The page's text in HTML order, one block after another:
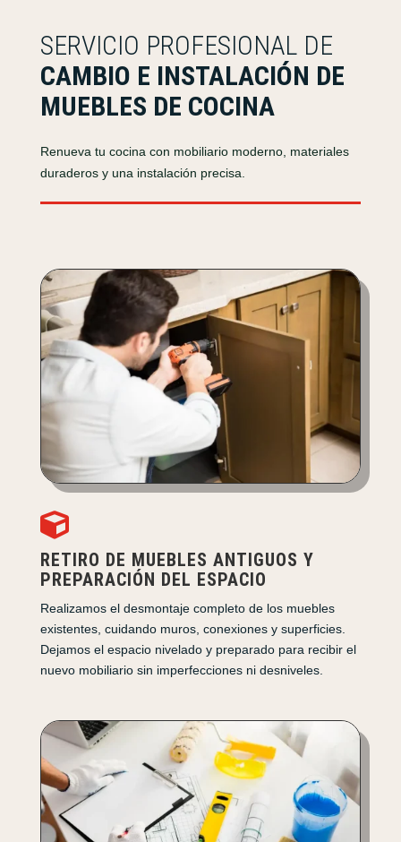
SERVICIO PROFESIONAL DE
CAMBIO E INSTALACIÓN DE
MUEBLES DE COCINA
Renueva tu cocina con mobiliario moderno, materiales
duraderos y una instalación precisa.

RETIRO DE MUEBLES ANTIGUOS Y
PREPARACIÓN DEL ESPACIO
Realizamos el desmontaje completo de los muebles
existentes, cuidando muros, conexiones y superficies.
Dejamos el espacio nivelado y preparado para recibir el
nuevo mobiliario sin imperfecciones ni desniveles.